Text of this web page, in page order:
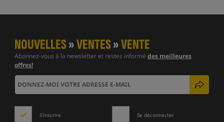
NOUVELLES»VENTES»VENTE
Abonnez-vous à la newsletter et restez informé des meilleures
offres!
S'inscrire Se déconnecter